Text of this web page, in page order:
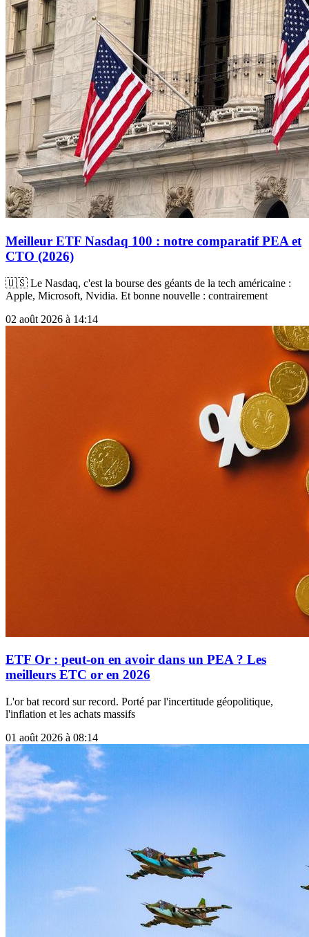
Meilleur ETF Nasdaq 100 : notre comparatif PEA et
CTO (2026)
🇺🇸 Le Nasdaq, c'est la bourse des géants de la tech américaine :
Apple, Microsoft, Nvidia. Et bonne nouvelle : contrairement
02 août 2026 à 14:14
ETF Or : peut-on en avoir dans un PEA ? Les
meilleurs ETC or en 2026
L'or bat record sur record. Porté par l'incertitude géopolitique,
l'inflation et les achats massifs
01 août 2026 à 08:14